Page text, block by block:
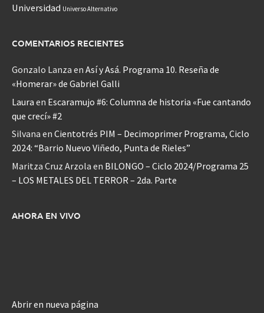
Universidad Universo Alternativo
COMENTARIOS RECIENTES
Gonzalo Lanza en Así y Asá. Programa 10. Reseña de
«Homerar» de Gabriel Galli
Laura en Escaramujo #6: Columna de historia «Fue cantando
que crecí» #2
Silvana en Cientotrés PIM – Decimoprimer Programa, Ciclo
2024: “Barrio Nuevo Viñedo, Punta de Rieles”
Maritza Cruz Arzola en BILONGO – Ciclo 2024/Programa 25
– LOS METALES DEL TERROR – 2da. Parte
AHORA EN VIVO
Abrir en nueva página